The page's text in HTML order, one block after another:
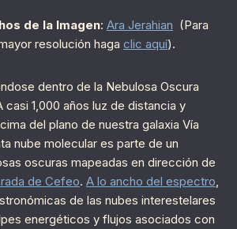
de la Imagen: Ara Jerahian (Para
resolución haga clic aquí).
dentro de la Nebulosa Oscura
casi 1,000 años luz de distancia y
del plano de nuestra galaxia Vía
nube molecular es parte de un
oscuras mapeadas en dirección de
de Cefeo. A lo ancho del espectro,
de las nubes interestelares
energéticos y flujos asociados con